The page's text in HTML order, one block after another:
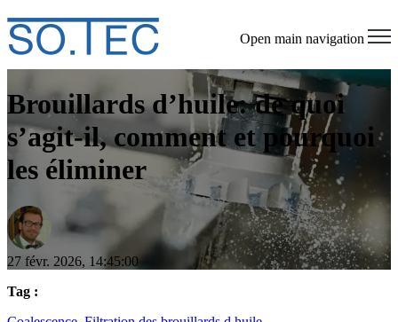
Open main navigation
Brouillards d’huile: de quoi
s’agit-il, comment et pourquoi
les éliminer
27 févr. 2026, 14:45:00
Tag :